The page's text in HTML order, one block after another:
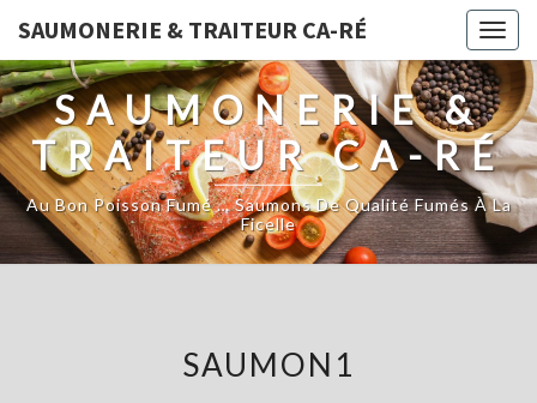
SAUMONERIE & TRAITEUR CA-RÉ
SAUMONERIE &
TRAITEUR CA-RÉ
Au Bon Poisson Fumé … Saumons De Qualité Fumés À La
Ficelle
SAUMON1